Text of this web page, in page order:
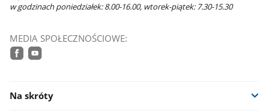
w godzinach poniedziałek: 8.00-16.00, wtorek-piątek: 7.30-15.30
MEDIA SPOŁECZNOŚCIOWE:
Na skróty